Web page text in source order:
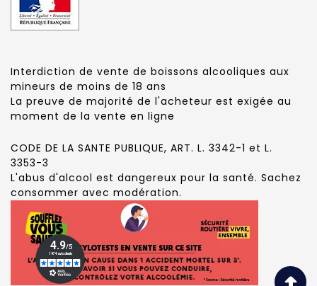
Interdiction de vente de boissons alcooliques aux
mineurs de moins de 18 ans
La preuve de majorité de l'acheteur est exigée au
moment de la vente en ligne
CODE DE LA SANTE PUBLIQUE, ART. L. 3342-1 et L.
3353-3
L'abus d'alcool est dangereux pour la santé. Sachez
consommer avec modération.